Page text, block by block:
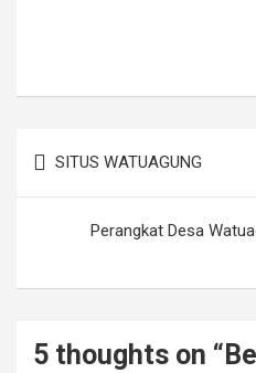
pos
SITUS WATUAGUNG
Perangkat Desa
5 thoughts on “